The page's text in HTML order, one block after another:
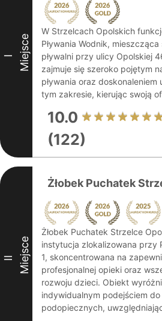
I Miejsce
W Strzelcach Opolskich
Pływania Wodnik,
pływalni przy ulicy Opolskiej
zajmuje się szeroko pojętym
pływania oraz doskonaleniem
tym zakresie, kierując swoją
10.0
(122)
II Miejsce
Żłobek Puchatek
Żłobek Puchatek Strzelce
instytucja zlokalizowana przy
1, skoncentrowana na
profesjonalnej opieki oraz
rozwoju dzieci. Obiekt
indywidualnym podejściem do
podopiecznych,